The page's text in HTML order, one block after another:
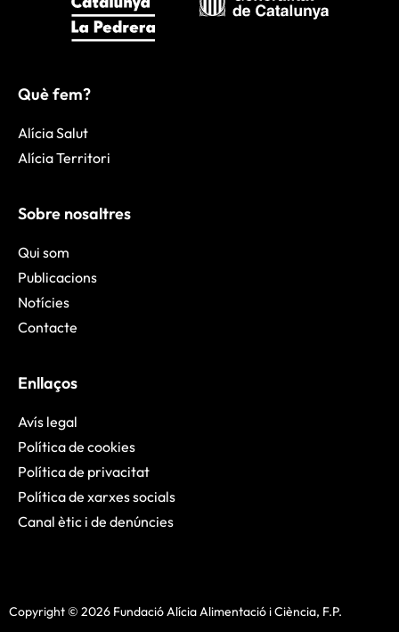
Què fem?
Alícia Salut
Alícia Territori
Sobre nosaltres
Qui som
Publicacions
Notícies
Contacte
Enllaços
Avís legal
Política de cookies
Política de privacitat
Política de xarxes socials
Canal ètic i de denúncies
Copyright © 2026 Fundació Alícia Alimentació i Ciència, F.P.